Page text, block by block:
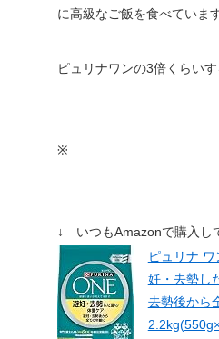
に高級なご飯を食べています
ピュリナワンの3倍くらいす
※
↓ いつもAmazonで購入し
ピュリナ
妊・去勢し
去勢後から